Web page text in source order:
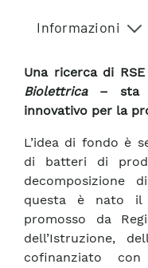
Informazioni
Una ricerca di
Biolettrica– sta
innovativo per la
L’idea di fondo è
di batteri di
decomposizione
questa è nato il
promosso da
dell’Istruzione,
cofinanziato